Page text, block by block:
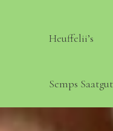
Heuffelii’s
Semps Saatgut